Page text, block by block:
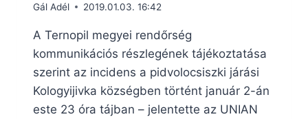
Gál Adél 2019.01.03. 16:42
A Ternopil megyei rendőrség
kommunikációs részlegének tájékoztatása
szerint az incidens a pidvolocsiszki járási
Kologyijivka községben történt január 2-án
este 23 óra tájban – jelentette az UNIAN